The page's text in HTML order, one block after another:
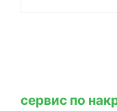
сервис по